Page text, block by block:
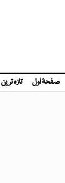
صفحۂ اول تازہ ترین